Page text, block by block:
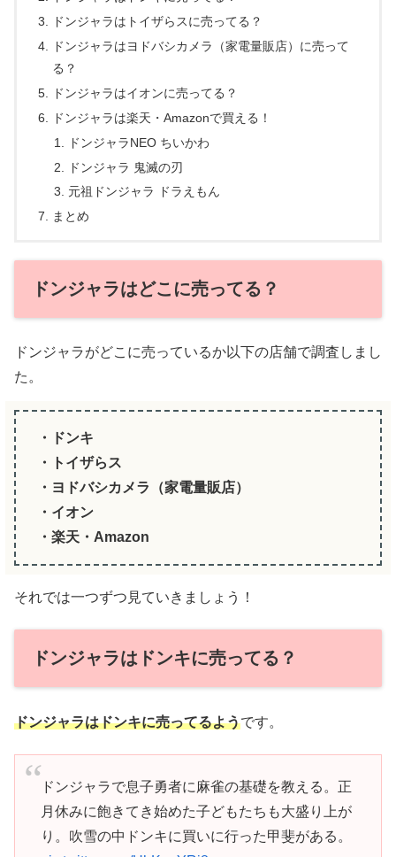
ドンジャラはトイザらスに売ってる？
ドンジャラはヨドバシカメラ（家電量販店）に売って
る？
ドンジャラはイオンに売ってる？
ドンジャラは楽天・Amazonで買える！
ドンジャラNEO ちいかわ
ドンジャラ 鬼滅の刃
元祖ドンジャラ ドラえもん
まとめ
ドンジャラはどこに売ってる？
ドンジャラがどこに売っているか以下の店舗で調査しまし
た。
・ドンキ
・トイザらス
・ヨドバシカメラ（家電量販店）
・イオン
・楽天・Amazon
それでは一つずつ見ていきましょう！
ドンジャラはドンキに売ってる？
ドンジャラはドンキに売ってるようです。
ドンジャラで息子勇者に麻雀の基礎を教える。正
月休みに飽きてき始めた子どもたちも大盛り上が
り。吹雪の中ドンキに買いに行った甲斐がある。